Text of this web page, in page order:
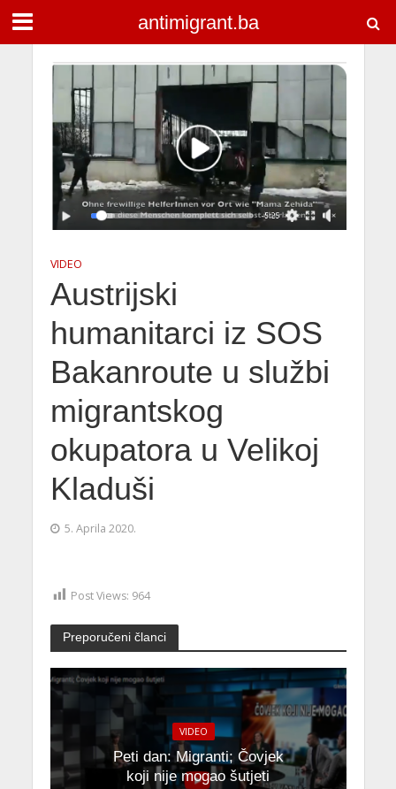
antimigrant.ba
VIDEO
Austrijski
humanitarci iz SOS
Bakanroute u službi
migrantskog
okupatora u Velikoj
Kladuši
5. Aprila 2020.
Post Views: 964
Preporučeni članci
VIDEO
Peti dan: Migranti; Čovjek
koji nije mogao šutjeti